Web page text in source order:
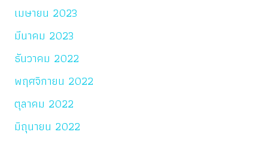
เมษายน 2023
มีนาคม 2023
ธันวาคม 2022
พฤศจิกายน 2022
ตุลาคม 2022
มิถุนายน 2022